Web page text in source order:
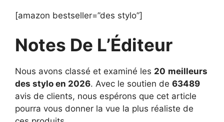
[amazon bestseller=”des stylo”]
Notes De L’Éditeur
Nous avons classé et examiné les 20 meilleurs
des stylo en 2026. Avec le soutien de 63489
avis de clients, nous espérons que cet article
pourra vous donner la vue la plus réaliste de